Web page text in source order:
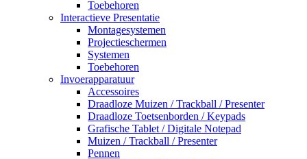
Toebehoren
Interactieve Presentatie
Montagesystemen
Projectieschermen
Systemen
Toebehoren
Invoerapparatuur
Accessoires
Draadloze Muizen / Trackball / Presenter
Draadloze Toetsenborden / Keypads
Grafische Tablet / Digitale Notepad
Muizen / Trackball / Presenter
Pennen